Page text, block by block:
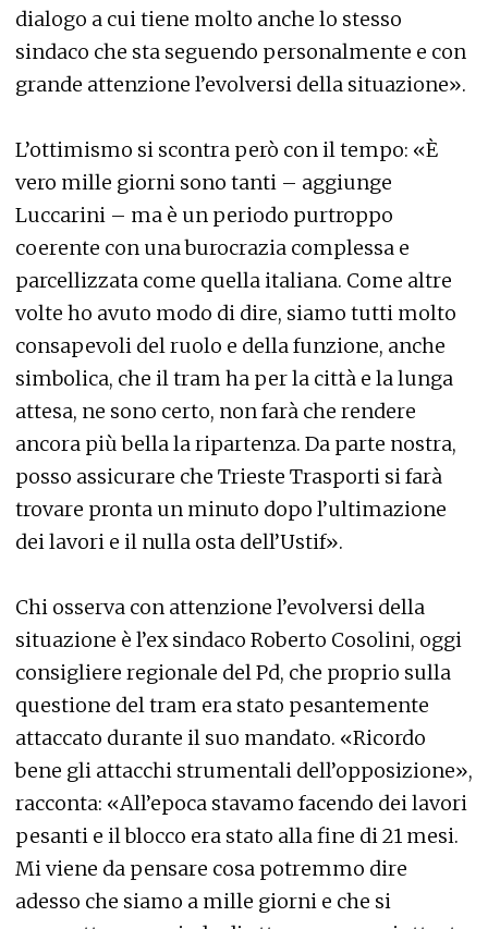
dialogo a cui tiene molto anche lo stesso
sindaco che sta seguendo personalmente e con
grande attenzione l’evolversi della situazione».
L’ottimismo si scontra però con il tempo: «È
vero mille giorni sono tanti – aggiunge
Luccarini – ma è un periodo purtroppo
coerente con una burocrazia complessa e
parcellizzata come quella italiana. Come altre
volte ho avuto modo di dire, siamo tutti molto
consapevoli del ruolo e della funzione, anche
simbolica, che il tram ha per la città e la lunga
attesa, ne sono certo, non farà che rendere
ancora più bella la ripartenza. Da parte nostra,
posso assicurare che Trieste Trasporti si farà
trovare pronta un minuto dopo l’ultimazione
dei lavori e il nulla osta dell’Ustif».
Chi osserva con attenzione l’evolversi della
situazione è l’ex sindaco Roberto Cosolini, oggi
consigliere regionale del Pd, che proprio sulla
questione del tram era stato pesantemente
attaccato durante il suo mandato. «Ricordo
bene gli attacchi strumentali dell’opposizione»,
racconta: «All’epoca stavamo facendo dei lavori
pesanti e il blocco era stato alla fine di 21 mesi.
Mi viene da pensare cosa potremmo dire
adesso che siamo a mille giorni e che si